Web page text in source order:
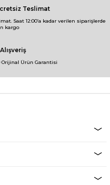
Teslimat
Saat 12:00’a kadar verilen siparişlerde
kargo
Orijinal Ürün Garantisi